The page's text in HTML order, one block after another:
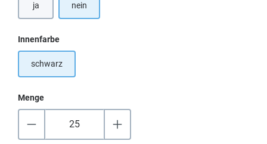
ja nein
Innenfarbeauswählen
schwarz
Menge